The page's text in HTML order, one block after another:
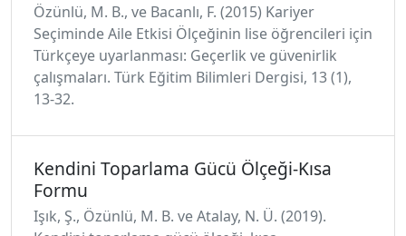
Özünlü, M. B., ve Bacanlı, F. (2015) Kariyer
Seçiminde Aile Etkisi Ölçeğinin lise öğrencileri için
Türkçeye uyarlanması: Geçerlik ve güvenirlik
çalışmaları. Türk Eğitim Bilimleri Dergisi, 13 (1),
13-32.
Kendini Toparlama Gücü Ölçeği-Kısa
Formu
Işık, Ş., Özünlü, M. B. ve Atalay, N. Ü. (2019).